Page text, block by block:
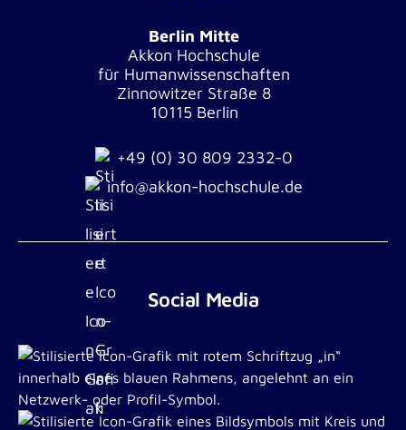
Berlin Mitte
Akkon Hochschule
für Humanwissenschaften
Zinnowitzer Straße 8
10115 Berlin
+49 (0) 30 809 2332-0
info@akkon-hochschule.de
Social Media